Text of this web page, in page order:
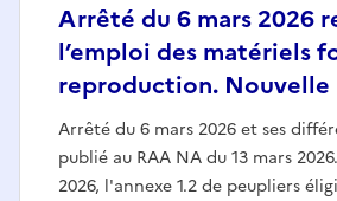
Arrêté du 6 mars 2026
l’emploi des matériels
reproduction. Nouvelle
Arrêté du 6 mars 2026 et ses
publié au RAA NA du 13 mars
2026, l'annexe 1.2 de peupliers